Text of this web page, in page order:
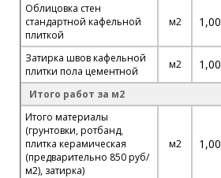
Облицовка стен
стандартной кафельной
плиткой
м2 1,00
Затирка швов кафельной
плитки пола цементной
м2 1,00
Итого работ за м2
Итого материалы
(грунтовки, ротбанд,
плитка керамическая
(предварительно 850 руб/
м2), затирка)
м2 1,00